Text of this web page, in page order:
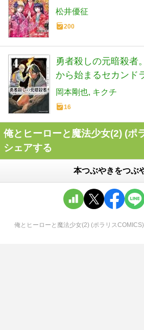
松井優征
200
勇者殺しの元暗殺者
から始まるセカンド
チャンピオンコミッ
岡本剛也 キクチ
16
俺とヒーローと魔法少女(2) (ポ
シェアする
本つぶやきをつぶ
俺とヒーローと魔法少女(2) (ポラリスCOMICS)